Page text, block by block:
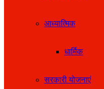
आध्यात्मिक
धार्मिक
सरकारी योजनाएं